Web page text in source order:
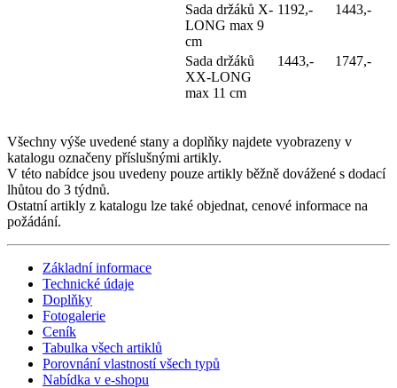
Sada držáků X-
LONG max 9
cm
1192,- 1443,-
Sada držáků
XX-LONG
max 11 cm
1443,- 1747,-
Všechny výše uvedené stany a doplňky najdete vyobrazeny v
katalogu označeny příslušnými artikly.
V této nabídce jsou uvedeny pouze artikly běžně dovážené s dodací
lhůtou do 3 týdnů.
Ostatní artikly z katalogu lze také objednat, cenové informace na
požádání.
Základní informace
Technické údaje
Doplňky
Fotogalerie
Ceník
Tabulka všech artiklů
Porovnání vlastností všech typů
Nabídka v e-shopu